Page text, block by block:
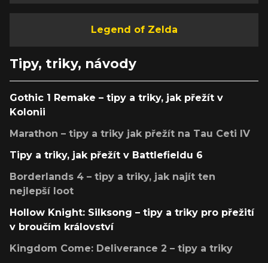
Legend of Zelda
Tipy, triky, návody
Gothic 1 Remake – tipy a triky, jak přežít v
Kolonii
Marathon – tipy a triky jak přežít na Tau Ceti IV
Tipy a triky, jak přežít v Battlefieldu 6
Borderlands 4 – tipy a triky, jak najít ten
nejlepší loot
Hollow Knight: Silksong – tipy a triky pro přežití
v broučím království
Kingdom Come: Deliverance 2 – tipy a triky